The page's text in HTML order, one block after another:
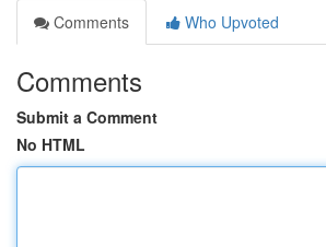
Comments
Who Upvoted
Comments
Submit a Comment
No HTML